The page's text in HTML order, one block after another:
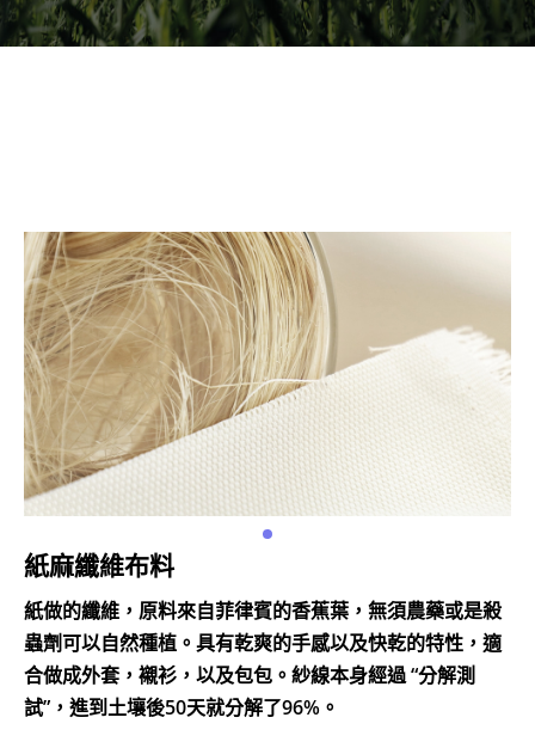
紙麻纖維布料
紙做的纖維，原料來自菲律賓的香蕉葉，無須農藥或是殺
蟲劑可以自然種植。具有乾爽的手感以及快乾的特性，適
合做成外套，襯衫，以及包包。紗線本身經過 “分解測
試”，進到土壤後50天就分解了96%。